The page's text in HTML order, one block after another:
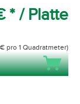
* / Platte
pro 1 Quadratmeter)